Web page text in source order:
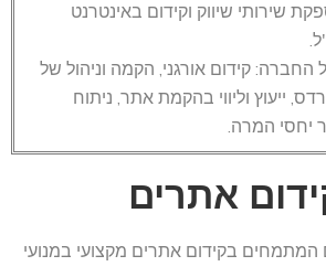
שירותי שיווק וקידום באינטרנט
קידום אורגני, הקמה וניהול של
ייעוץ וליווי בהקמת אתר, ניתוח
יחסי המרה.
אתרים
בקידום אתרים מקצועי במנועי